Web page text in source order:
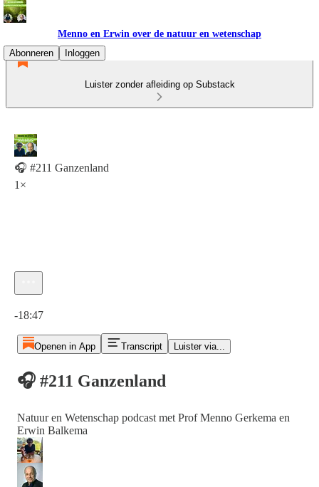
Menno en Erwin over de natuur en wetenschap
Abonneren
Inloggen
Luister zonder afleiding op Substack
🎧 #211 Ganzenland
1×
-18:47
Openen in App Transcript Luister via...
🎧 #211 Ganzenland
Natuur en Wetenschap podcast met Prof Menno Gerkema en
Erwin Balkema